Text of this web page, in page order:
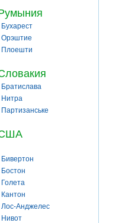
Бухарест
Орэштие
Плоешти
Братислава
Нитра
Партизанське
Бивертон
Бостон
Голета
Кантон
Лос-Анджелес
Нивот